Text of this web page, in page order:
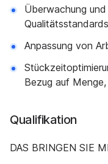
Überwachung
Qualitätsstandards
Anpassung von
Bezug auf
Qualifikation
DAS BRINGEN SIE